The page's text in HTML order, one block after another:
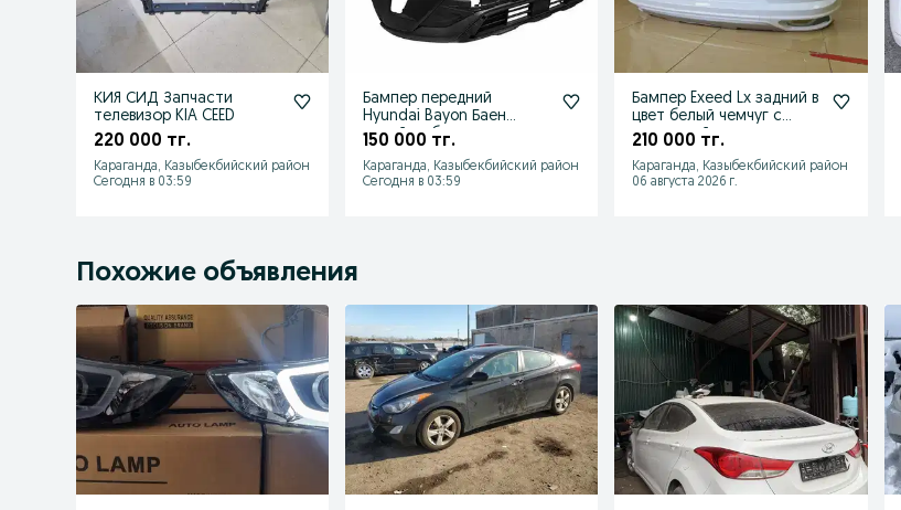
КИЯ СИД Запчасти
телевизор KIA CEED
220 000 тг.
Караганда, Казыбекбийский район
Сегодня в 03:59
Бампер передний
Hyundai Bayon Баен
новый в сборе
150 000 тг.
Караганда, Казыбекбийский район
Сегодня в 03:59
Бампер Exeed Lx задний в
цвет белый чемчуг с
накладкой в наличии
210 000 тг.
Караганда, Казыбекбийский район
06 августа 2026 г.
Похожие объявления